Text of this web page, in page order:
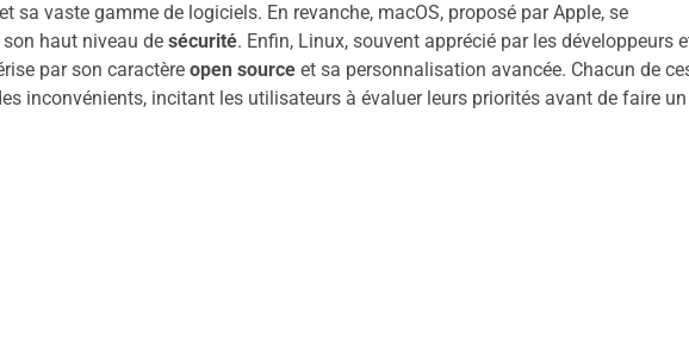
sa vaste gamme de logiciels. En revanche, macOS, proposé par Apple, se
haut niveau de sécurité. Enfin, Linux, souvent apprécié par les développeurs
par son caractère open source et sa personnalisation avancée. Chacun de
inconvénients, incitant les utilisateurs à évaluer leurs priorités avant de faire un